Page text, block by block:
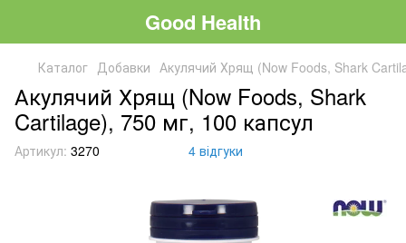
Good Health
Каталог Добавки Акулячий Хрящ (Now Foods, Shark
Акулячий Хрящ (Now Foods, Shark
Cartilage), 750 мг, 100 капсул
Артикул: 3270 4 відгуки